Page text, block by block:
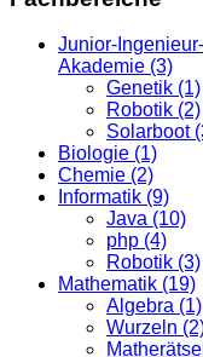
Junior-Ingenieur-
Akademie (3)
Genetik (1)
Robotik (2)
Solarboot
Biologie (1)
Chemie (2)
Informatik (9)
Java (10)
php (4)
Robotik (3)
Mathematik (19)
Algebra (1)
Wurzeln